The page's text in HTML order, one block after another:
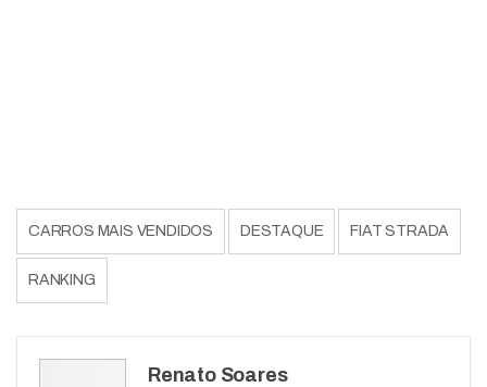
CARROS MAIS VENDIDOS DESTAQUE FIAT STRADA
RANKING
Renato Soares